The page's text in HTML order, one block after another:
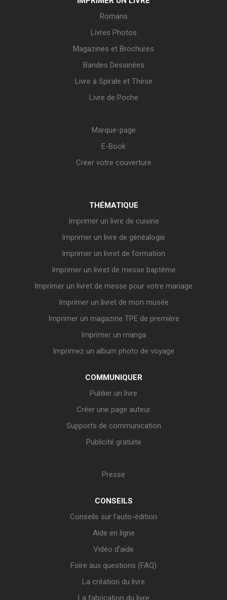
Romans
Livres Photos
Magazines et Brochures
Bandes Dessinées
Livre à Spirale et Thèse
Livre de Poche
Marque-page
E-Book
Créer votre couverture
THÉMATIQUE
Imprimer un livre de cuisine
Imprimer un livre de généalogie
Imprimer un livret de formation
Imprimer un livret de messe baptême
Imprimer un livret de messe pour votre mariage
Imprimer un livret de mon musée
Imprimer un magazine TPE de première
Imprimer un manga
Imprimez un album photo de voyage
COMMUNIQUER
Publier un livre
Créer une page auteur
Supports de communication
Publicité gratuite
Presse
CONSEILS
Conseils sur l’auto-édition
Aide en ligne
Vidéo d’aide
Foire aux questions (FAQ)
La création du livre
La fabrication du livre